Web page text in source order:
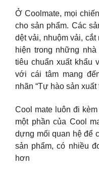
Ở Coolmate, mọi
cho sản phẩm. Các
dệt vải, nhuộm vải,
hiện trong những
tiêu chuẩn xuất khẩu
với cái tâm mang
nhãn “Tự hào sản xuất
Cool mate luôn đi
một phần của Cool
dựng mối quan hệ để
sản phẩm, có nhiều
hơn